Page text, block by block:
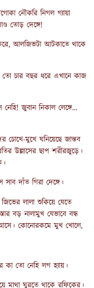
নৌকরি নিগল গ্যায়া
তোড় দেঙ্গে!
আলজিভটা আটকাতে থাকে
তো চার বছর ধরে এখানে কাজ
জুবান নিকাল লেঙ্গে…
মুখে ঘনিয়েছে জান্তব
উল্লাসের ছাপ শরীরজুড়ে।
দাঁত গিরা দেঙ্গে।
লালা শুকিয়ে যেতে
বড় নালামুখ যেভাবে বন্ধ
কোনোরকমে মুখ খোলে,
কা তো নেহি লগ হ্যায়।
মাথা ঘুরতে থাকে রফিকের।